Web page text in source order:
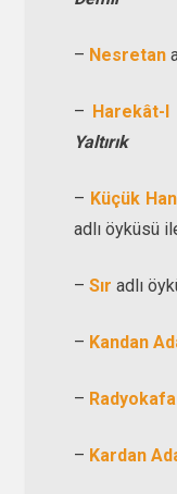
– Nesretan
– Harekât-I
Yaltırık
– Küçük
adlı öyküsü
– Sır adlı
– Kandan
– Radyokafa
– Kardan